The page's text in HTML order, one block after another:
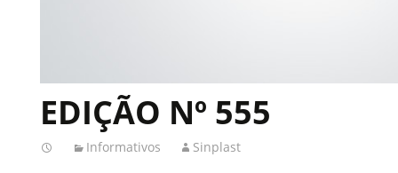
EDIÇÃO Nº 555
Informativos Sinplast